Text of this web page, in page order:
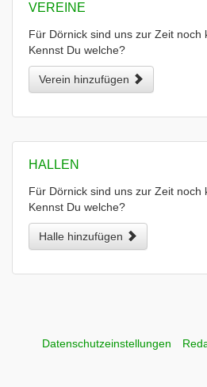
VEREINE
Für Dörnick sind uns zur Zeit noch
Kennst Du welche?
Verein hinzufügen
HALLEN
Für Dörnick sind uns zur Zeit noch
Kennst Du welche?
Halle hinzufügen
Datenschutzeinstellungen